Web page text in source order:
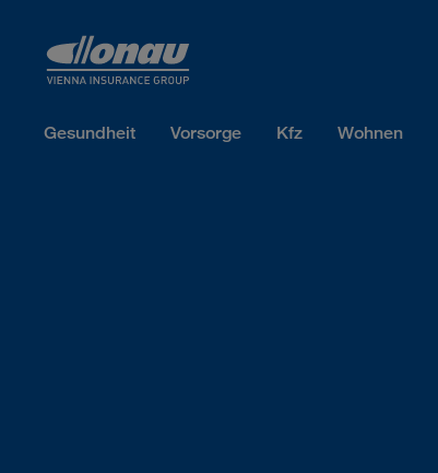
Gesundheit Vorsorge Kfz Wohnen